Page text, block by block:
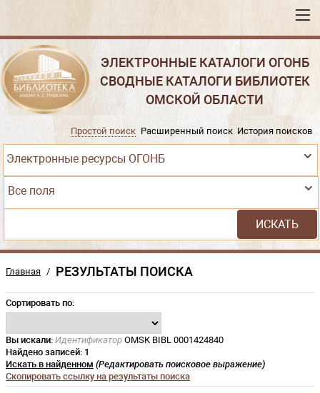
ЭЛЕКТРОННЫЕ КАТАЛОГИ ОГОНБ
СВОДНЫЕ КАТАЛОГИ БИБЛИОТЕК
ОМСКОЙ ОБЛАСТИ
Электронные ресурсы ОГОНБ
Простой поиск Расширенный поиск История поисков
Все поля
Главная / РЕЗУЛЬТАТЫ ПОИСКА
Сортировать по:
Вы искали: Идентификатор OMSK BIBL 0001424840
Найдено записей: 1
Искать в найденном (Редактировать поисковое выражение)
Скопировать ссылку на результаты поиска